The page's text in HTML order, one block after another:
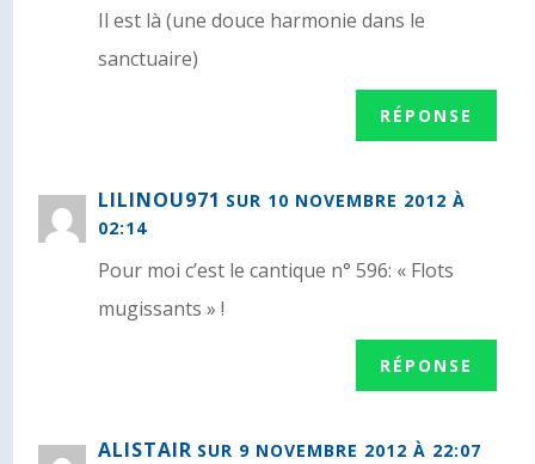
Il est là (une douce harmonie dans le
sanctuaire)
RÉPONSE
LILINOU971 SUR 10 NOVEMBRE 2012 À
02:14
Pour moi c’est le cantique n° 596: « Flots
mugissants » !
RÉPONSE
ALISTAIR SUR 9 NOVEMBRE 2012 À 22:07